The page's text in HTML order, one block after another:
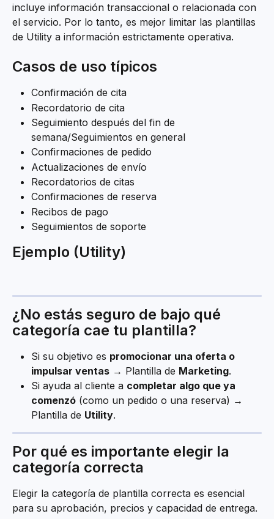
incluye información transaccional o relacionada con
el servicio. Por lo tanto, es mejor limitar las plantillas
de Utility a información estrictamente operativa.
Casos de uso típicos
Confirmación de cita
Recordatorio de cita
Seguimiento después del fin de
semana/Seguimientos en general
Confirmaciones de pedido
Actualizaciones de envío
Recordatorios de citas
Confirmaciones de reserva
Recibos de pago
Seguimientos de soporte
Ejemplo (Utility)
¿No estás seguro de bajo qué
categoría cae tu plantilla?
Si su objetivo es promocionar una oferta o
impulsar ventas → Plantilla de Marketing.
Si ayuda al cliente a completar algo que ya
comenzó (como un pedido o una reserva) →
Plantilla de Utility.
Por qué es importante elegir la
categoría correcta
Elegir la categoría de plantilla correcta es esencial
para su aprobación, precios y capacidad de entrega.